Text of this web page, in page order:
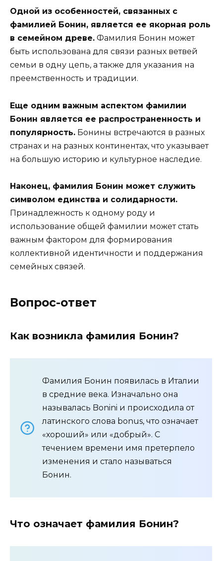
Одной из особенностей, связанных с
фамилией Бонин, является ее якорная роль
в семейном древе. Фамилия Бонин может
быть использована для связи разных ветвей
семьи в одну цепь, а также для указания на
преемственность и традиции.
Еще одним важным аспектом фамилии
Бонин является ее распространенность и
популярность. Бонины встречаются в разных
странах и на разных континентах, что указывает
на большую историю и культурное наследие.
Наконец, фамилия Бонин может служить
символом единства и солидарности.
Принадлежность к одному роду и
использование общей фамилии может стать
важным фактором для формирования
коллективной идентичности и поддержания
семейных связей.
Вопрос-ответ
Как возникла фамилия Бонин?
Фамилия Бонин появилась в Италии
в средние века. Изначально она
называлась Bonini и происходила от
латинского слова bonus, что означает
«хороший» или «добрый». С
течением времени имя претерпело
изменения и стало называться
Бонин.
Что означает фамилия Бонин?